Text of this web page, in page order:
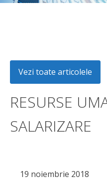
Vezi toate articolele
RESURSE
SALARIZARE
19 noiembrie 2018